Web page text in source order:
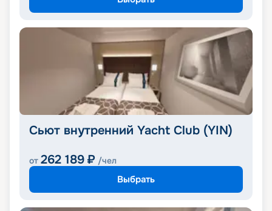
Сьют внутренний Yacht Club (YIN)
от 262 189 ₽ /чел
Выбрать